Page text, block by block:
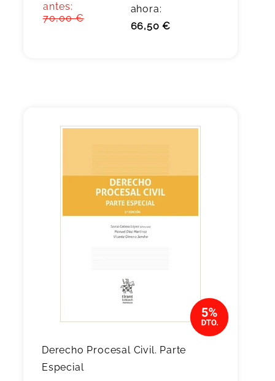
antes:
70,00 €
ahora:
66,50 €
Derecho Procesal Civil. Parte
Especial